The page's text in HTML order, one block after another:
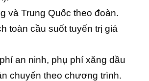
và Trung Quốc theo đoàn.
toàn cầu suốt tuyến trị giá
an ninh, phụ phí xăng dầu
chuyển theo chương trình.